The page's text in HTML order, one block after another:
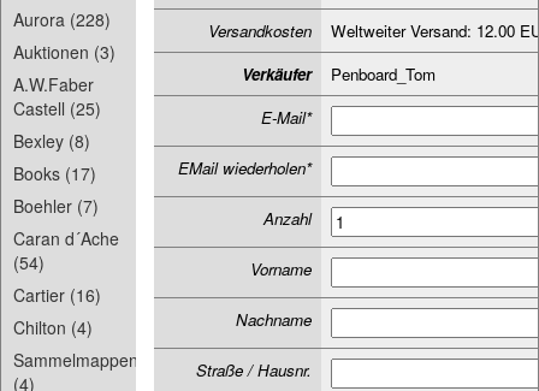
Aurora (228)
Auktionen (3)
A.W.Faber
Castell (25)
Bexley (8)
Books (17)
Boehler (7)
Caran d´Ache
(54)
Cartier (16)
Chilton (4)
Sammelmappen
(4)
Versandkosten
Weltweiter Versand: 12.00
Verkäufer
Penboard_Tom
E-Mail*
EMail wiederholen*
Anzahl
Vorname
Nachname
Straße / Hausnr.